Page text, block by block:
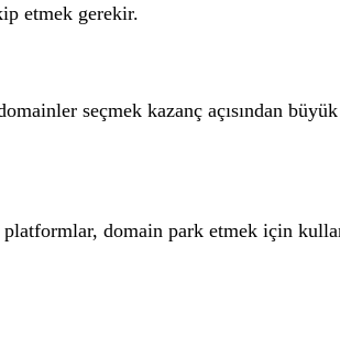
etmek gerekir.
seçmek kazanç açısından
domain park etmek için